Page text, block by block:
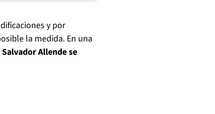
y por
la medida. En una
Allende se